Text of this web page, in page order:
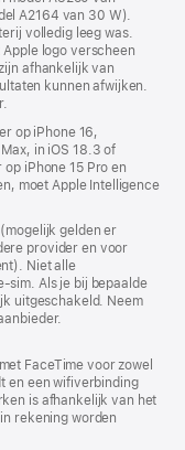
A2164 van 30 W).
volledig leeg was.
logo verscheen
afhankelijk van
kunnen afwijken.
op iPhone 16,
in iOS 18.3 of
iPhone 15 Pro en
moet Apple Intelligence
gelden er
provider en voor
Niet alle
Als je bij bepaalde
uitgeschakeld. Neem
FaceTime voor zowel
en een wifi­verbinding
is afhankelijk van het
rekening worden